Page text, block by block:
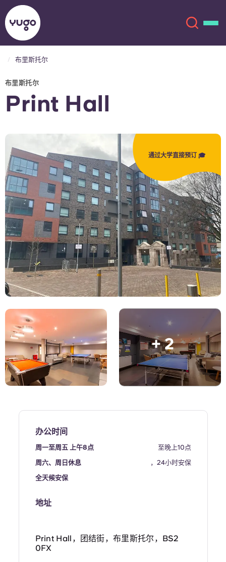
关于我们
地点
账户 语言
English (GB)
English (US)
Chinese
Español
Català
Deutsch
选择一个国家
选择一个城市
选择一间公寓
立即预订
English (US)
Español
Català
Italian French
Portuguese
布里斯托尔
布里斯托尔
Print Hall
通过大学直接预订 🎓
+ 2
办公时间
周一至周五 上午8点
至晚上10点
周六、周日休息
，24小时安保
全天候安保
地址
Print Hall，团结街，布里斯托尔，BS2
0FX